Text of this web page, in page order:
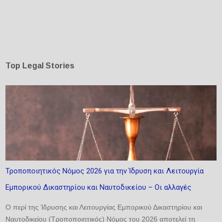
Top Legal Stories
Τροποποιητικός Νόμος 2026 για την Ίδρυση και Λειτουργία
Εμπορικού Δικαστηρίου και Ναυτοδικείου – Οι αλλαγές
Ο περί της Ίδρυσης και Λειτουργίας Εμπορικού Δικαστηρίου και
Ναυτοδικείου (Τροποποιητικός) Νόμος του 2026 αποτελεί τη